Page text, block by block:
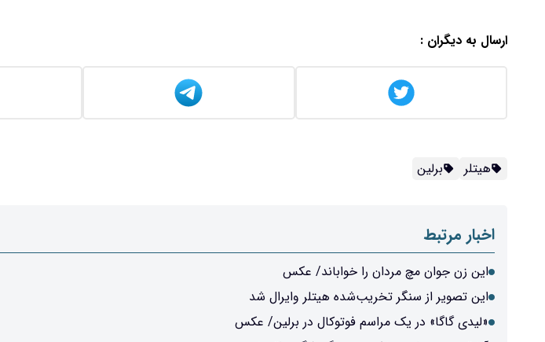
ارسال به دیگران :
هیتلر برلین
اخبار مرتبط
این زن جوان مچ مردان را خواباند/ عکس
این تصویر از سنگر تخریب‌شده هیتلر وایرال شد
«لیدی گاگا» در یک مراسم فوتوکال در برلین/ عکس